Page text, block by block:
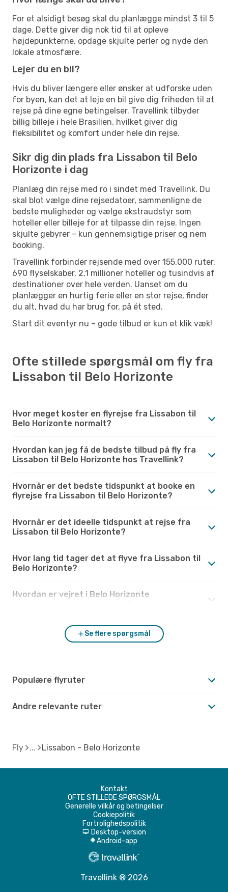
For et alsidigt besøg skal du planlægge mindst 3 til 5
dage. Dette giver dig nok tid til at opleve
højdepunkterne, opdage skjulte perler og nyde den
lokale atmosfære.
Lejer du en bil?
Hvis du bliver længere eller ønsker at udforske uden
for byen, kan det at leje en bil give dig friheden til at
rejse på dine egne betingelser. Travellink tilbyder
billig billeje i hele Brasilien, hvilket giver dig
fleksibilitet og komfort under hele din rejse.
Sikr dig din plads fra Lissabon til Belo
Horizonte i dag
Planlæg din rejse med ro i sindet med Travellink. Du
skal blot vælge dine rejsedatoer, sammenligne de
bedste muligheder og vælge ekstraudstyr som
hoteller eller billeje for at tilpasse din rejse. Ingen
skjulte gebyrer – kun gennemsigtige priser og nem
booking.
Travellink forbinder rejsende med over 155.000 ruter,
690 flyselskaber, 2,1 millioner hoteller og tusindvis af
destinationer over hele verden. Uanset om du
planlægger en hurtig ferie eller en stor rejse, finder
du alt, hvad du har brug for, på ét sted.
Start dit eventyr nu – gode tilbud er kun et klik væk!
Ofte stillede spørgsmål om fly fra
Lissabon til Belo Horizonte
Hvor meget koster en flyrejse fra Lissabon til
Belo Horizonte normalt?
Hvordan kan jeg få de bedste tilbud på fly fra
Lissabon til Belo Horizonte hos Travellink?
Hvornår er det bedste tidspunkt at booke en
flyrejse fra Lissabon til Belo Horizonte?
Hvornår er det ideelle tidspunkt at rejse fra
Lissabon til Belo Horizonte?
Hvor lang tid tager det at flyve fra Lissabon til
Belo Horizonte?
Hvordan er vejret i Belo Horizonte
Se flere spørgsmål
Populære flyruter
Andre relevante ruter
Fly Lissabon - Belo Horizonte
Kontakt
OFTE STILLEDE SPØRGSMÅL
Generelle vilkår og betingelser
Cookiepolitik
Fortrolighedspolitik
d Desktop-version
A Android-app
Travellink ® 2026